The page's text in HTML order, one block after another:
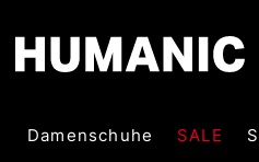
Damenschuhe SALE